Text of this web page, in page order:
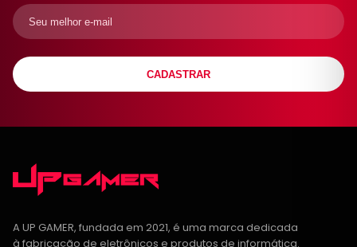
CADASTRAR
A UP GAMER, fundada em 2021, é uma marca dedicada
à fabricação de eletrônicos e produtos de informática.